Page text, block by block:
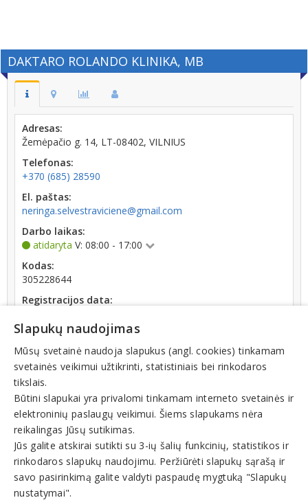
DAKTARO ROLANDO KLINIKA, MB
Adresas:
Žemėpačio g. 14, LT-08402, VILNIUS
Telefonas:
+370 (685) 28590
El. paštas:
neringa.selvestraviciene@gmail.com
Darbo laikas:
atidaryta V: 08:00 - 17:00
Kodas:
305228644
Registracijos data:
Darbuotojų skaičius:
iki 10 darbuotojų
Apyvarta:
1 091 €, pelnas po mokesčių -179,1 % (2023 m.)
Veiklos sritys
Medicinos paslaugos, klinikos, ligoninės, poliklinikos
Slapukų naudojimas
Mūsų svetainė naudoja slapukus (angl. cookies) tinkamam
svetainės veikimui užtikrinti, statistiniais bei rinkodaros
tikslais.
Būtini slapukai yra privalomi tinkamam interneto svetainės ir
elektroninių paslaugų veikimui. Šiems slapukams nėra
reikalingas Jūsų sutikimas.
Jūs galite atskirai sutikti su 3-ių šalių funkcinių, statistikos ir
rinkodaros slapukų naudojimu. Peržiūrėti slapukų sąrašą ir
savo pasirinkimą galite valdyti paspaudę mygtuką "Slapukų
nustatymai".